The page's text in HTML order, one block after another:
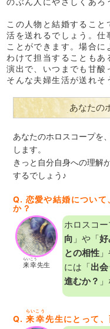
この人物と結婚すること
活を送れるでしょう。仕
ことができます。場合に
わけて担当することもあ
演出で、いつまでも甘酸
そんな夫婦生活が送れそ
あなたの
あなたのホロスコープを
します。
きっと自分自身への理解
するでしょう♪
Q. 恋愛や結婚につい
か？
来幸
らいこう
先生
ホロスコ
向 」や「
との相性
には「出
進むか？
Q. 来幸
らいこう
先生にとって